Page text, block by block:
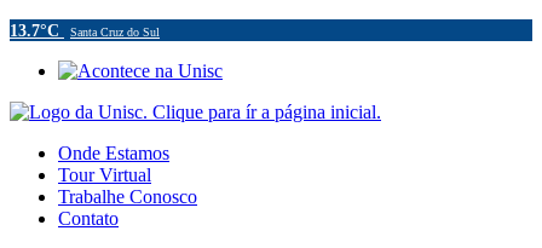
13.7°C Santa Cruz do Sul
Onde Estamos
Tour Virtual
Trabalhe Conosco
Contato